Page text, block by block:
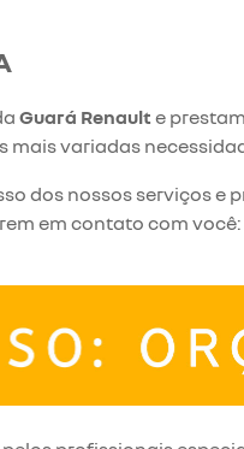
Guará Renault e
mais variadas
dos nossos serviços
em contato com você: